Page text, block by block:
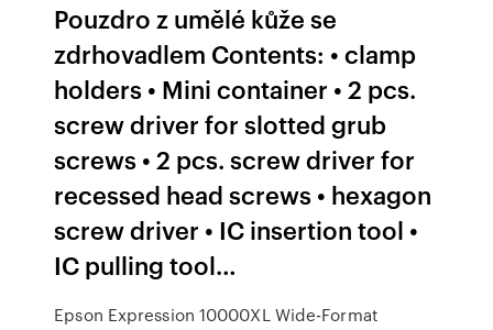
Pouzdro z umělé kůže se
zdrhovadlem Contents: • clamp
holders • Mini container • 2 pcs.
screw driver for slotted grub
screws • 2 pcs. screw driver for
recessed head screws • hexagon
screw driver • IC insertion tool •
IC pulling tool…
Epson Expression 10000XL Wide-Format